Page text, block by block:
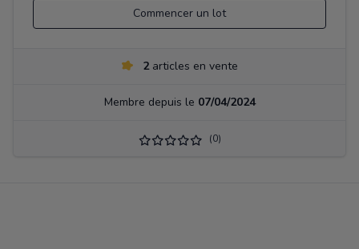
Commencer un lot
2articles en vente
Membre depuis le 07/04/2024
(0)